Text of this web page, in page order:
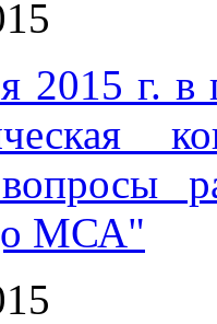
2015 г.
МСА"